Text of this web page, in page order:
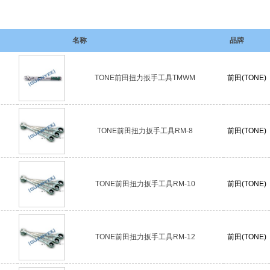
名称 品牌
TONE前田扭力扳手工具TMWM 前田(TONE)
TONE前田扭力扳手工具RM-8 前田(TONE)
TONE前田扭力扳手工具RM-10 前田(TONE)
TONE前田扭力扳手工具RM-12 前田(TONE)